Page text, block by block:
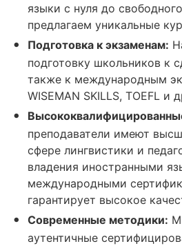
языки с нуля до
предлагаем уникальные
Подготовка к экзаменам:
подготовку школьников к
также к международным
WISEMAN SKILLS, TOEFL и
преподаватели имеют
сфере лингвистики и
владения иностранными
международными
гарантирует высокое
Современные методики:
аутентичные